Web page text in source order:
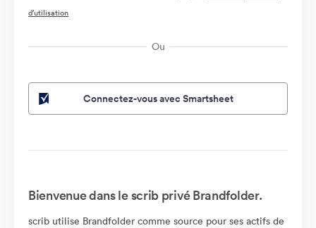
d’utilisation
Ou
Connectez-vous avec Smartsheet
Bienvenue dans le scrib privé Brandfolder.
scrib utilise Brandfolder comme source pour ses actifs de